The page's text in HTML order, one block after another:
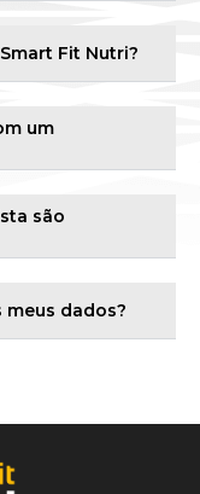
Fit Nutri?
um
são
dados?